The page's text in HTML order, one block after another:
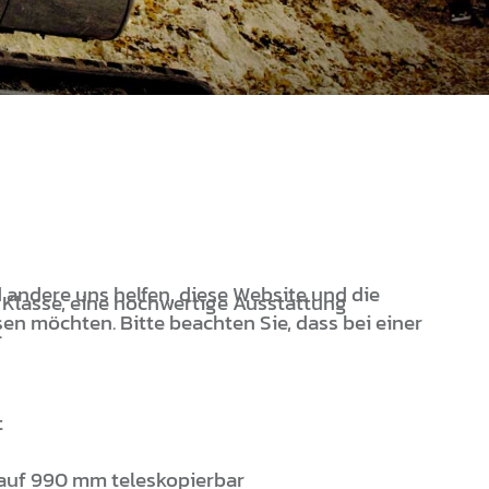
eine hochwertige Ausstattung
990 mm teleskopierbar
uns helfen, diese Website und die
möchten. Bitte beachten Sie, dass bei einer